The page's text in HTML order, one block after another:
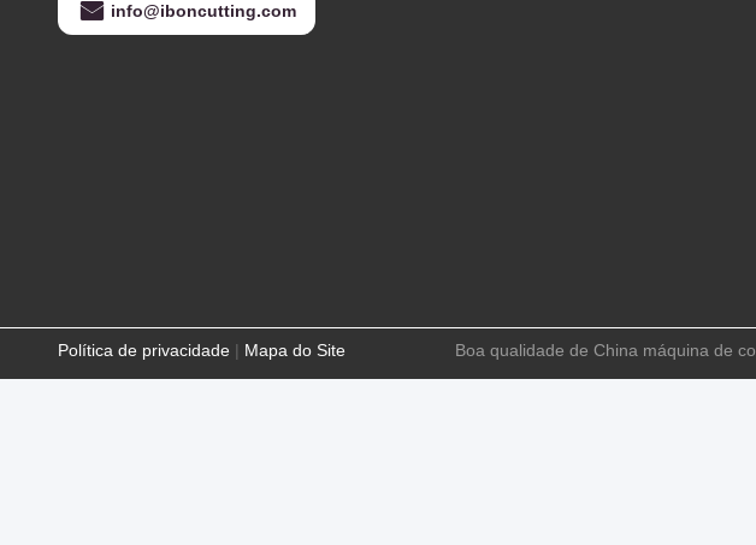
info@iboncutting.com
Política de privacidade | Mapa do Site Boa qualidade de China máquina de